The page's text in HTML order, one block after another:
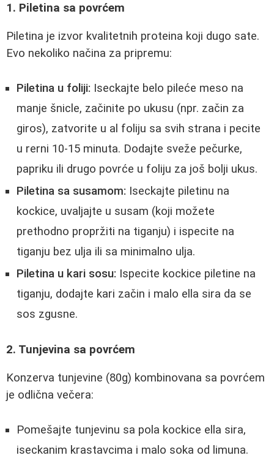
1. Piletina sa povrćem
Piletina je izvor kvalitetnih proteina koji dugo sate.
Evo nekoliko načina za pripremu:
Piletina u foliji: Iseckajte belo pileće meso na
manje šnicle, začinite po ukusu (npr. začin za
giros), zatvorite u al foliju sa svih strana i pecite
u rerni 10-15 minuta. Dodajte sveže pečurke,
papriku ili drugo povrće u foliju za još bolji ukus.
Piletina sa susamom: Iseckajte piletinu na
kockice, uvaljajte u susam (koji možete
prethodno propržiti na tiganju) i ispecite na
tiganju bez ulja ili sa minimalno ulja.
Piletina u kari sosu: Ispecite kockice piletine na
tiganju, dodajte kari začin i malo ella sira da se
sos zgusne.
2. Tunjevina sa povrćem
Konzerva tunjevine (80g) kombinovana sa povrćem
je odlična večera:
Pomešajte tunjevinu sa pola kockice ella sira,
iseckanim krastavcima i malo soka od limuna.